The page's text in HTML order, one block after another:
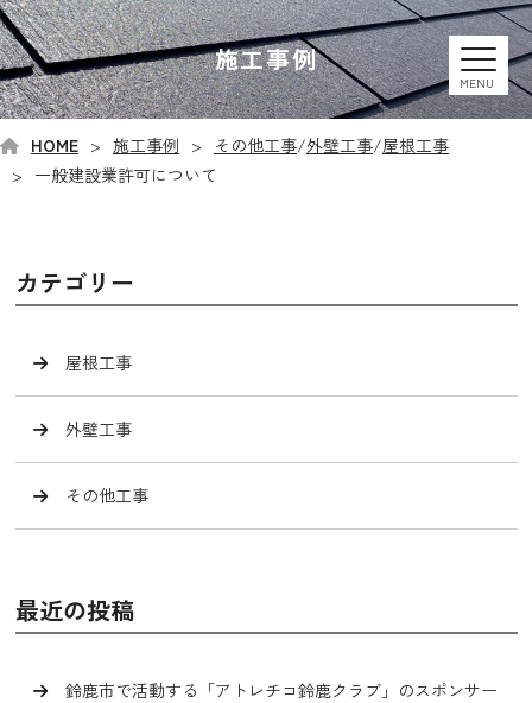
MENU
施工事例
HOME 施工事例 その他工事/外壁工事/屋根工事
一般建設業許可について
カテゴリー
屋根工事
外壁工事
その他工事
最近の投稿
鈴鹿市で活動する「アトレチコ鈴鹿クラブ」のスポンサー